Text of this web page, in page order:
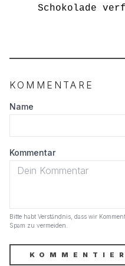
Schokolade
KOMMENTARE
Name
Kommentar
Bitte habt Verständnis, dass wir
Spam zu vermeiden.